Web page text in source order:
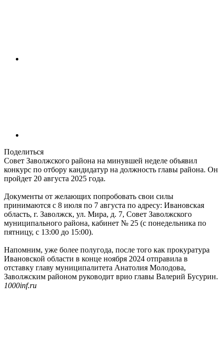
Поделиться
Совет Заволжского района на минувшей неделе объявил
конкурс по отбору кандидатур на должность главы района. Он
пройдет 20 августа 2025 года.
Документы от желающих попробовать свои силы
принимаются с 8 июля по 7 августа по адресу: Ивановская
область, г. Заволжск, ул. Мира, д. 7, Совет Заволжского
муниципального района, кабинет № 25 (с понедельника по
пятницу, с 13:00 до 15:00).
Напомним, уже более полугода, после того как прокуратура
Ивановской области в конце ноября 2024 отправила в
отставку главу муниципалитета Анатолия Молодова,
Заволжским районом руководит врио главы Валерий Бусурин.
1000inf.ru